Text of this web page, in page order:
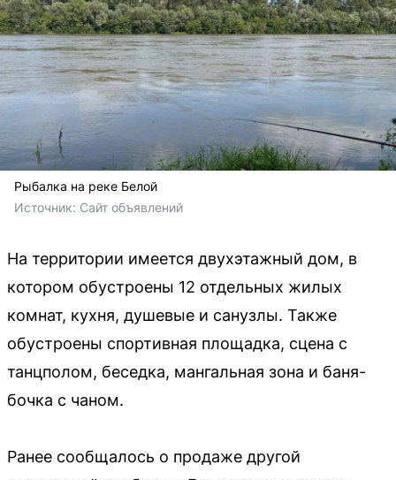
Рыбалка на реке Белой
Источник: Сайт объявлений
На территории имеется двухэтажный дом, в
котором обустроены 12 отдельных жилых
комнат, кухня, душевые и санузлы. Также
обустроены спортивная площадка, сцена с
танцполом, беседка, мангальная зона и баня-
бочка с чаном.
Ранее сообщалось о продаже другой